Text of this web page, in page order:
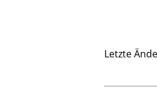
Letzte